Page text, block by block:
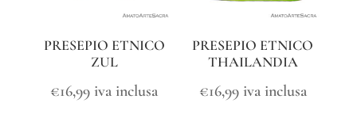
PRESEPIO ETNICO
ZUL
€16,99 iva inclusa
PRESEPIO ETNICO
THAILANDIA
€16,99 iva inclusa